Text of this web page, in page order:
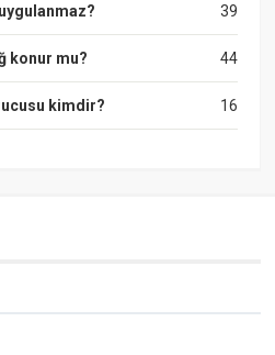
39
44
konur mu?
16
kimdir?